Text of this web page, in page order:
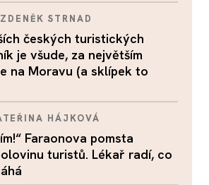
ZDENĚK STRNAD
českých turistických
je všude, za největším
na Moravu (a sklípek to
HÁJKOVÁ
Faraonova pomsta
turistů. Lékař radí, co